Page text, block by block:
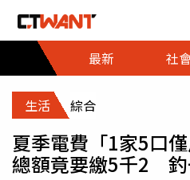
最新
社
生活 綜合
夏季電費「1家5口
總額竟要繳5千2 釣